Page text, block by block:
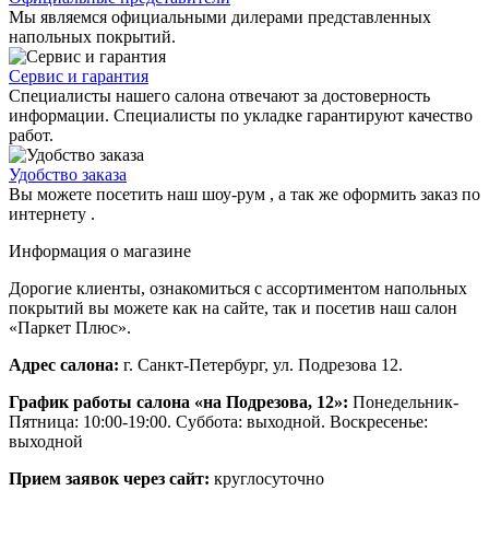
Мы являемся официальными дилерами представленных
напольных покрытий.
Сервис и гарантия
Специалисты нашего салона отвечают за достоверность
информации. Специалисты по укладке гарантируют качество
работ.
Удобство заказа
Вы можете посетить наш шоу-рум , а так же оформить заказ по
интернету .
Информация о магазине
Дорогие клиенты, ознакомиться с ассортиментом напольных
покрытий вы можете как на сайте, так и посетив наш салон
«Паркет Плюс».
Адрес салона: г. Санкт-Петербург, ул. Подрезова 12.
График работы салона «на Подрезова, 12»: Понедельник-
Пятница: 10:00-19:00. Суббота: выходной. Воскресенье:
выходной
Прием заявок через сайт: круглосуточно